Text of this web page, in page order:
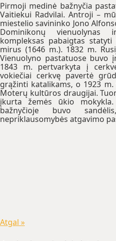
Pirmoji medinė bažnyčia
Vaitiekui Radvilai. Antroji –
miestelio savininko Jono
Dominikonų
kompleksas pabaigtas
mirus (1646 m.). 1832 m.
Vienuolyno pastatuose buvo
1843 m. pertvarkyta į
vokiečiai cerkvę pavertė
grąžinti katalikams, o 1923
Moterų kultūros draugijai.
įkurta žemės ūkio
bažnyčioje buvo
nepriklausomybės atgavimo
Atgal »